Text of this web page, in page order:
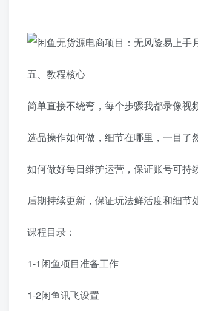
五、教程核心
简单直接不绕弯，每个步骤我都录像视
选品操作如何做，细节在哪里，一目了
如何做好每日维护运营，保证账号可持
后期持续更新，保证玩法鲜活度和细节
课程目录：
1-1闲鱼项目准备工作
1-2闲鱼讯飞设置